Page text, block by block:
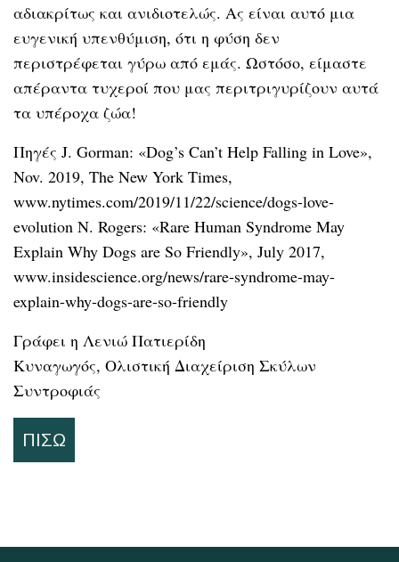
αδιακρίτως και ανιδιοτελώς. Ας είναι αυτό μια
ευγενική υπενθύμιση, ότι η φύση δεν
περιστρέφεται γύρω από εμάς. Ωστόσο, είμαστε
απέραντα τυχεροί που μας περιτριγυρίζουν αυτά
τα υπέροχα ζώα!
Πηγές J. Gorman: «Dog’s Can’t Help Falling in Love»,
Nov. 2019, The New York Times,
www.nytimes.com/2019/11/22/science/dogs-love-
evolution N. Rogers: «Rare Human Syndrome May
Explain Why Dogs are So Friendly», July 2017,
www.insidescience.org/news/rare-syndrome-may-
explain-why-dogs-are-so-friendly
Γράφει η Λενιώ Πατιερίδη
Κυναγωγός, Ολιστική Διαχείριση Σκύλων
Συντροφιάς
ΠΊΣΩ